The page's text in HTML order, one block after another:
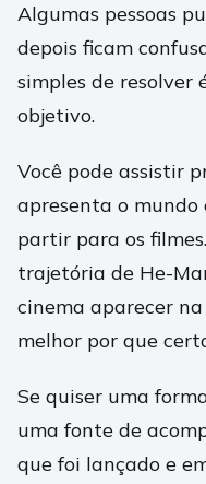
Algumas pessoas
depois ficam
simples de resolver
objetivo.
Você pode assistir
apresenta o mundo
partir para os
trajetória de He-
cinema aparecer
melhor por que
Se quiser uma
uma fonte de
que foi lançado e